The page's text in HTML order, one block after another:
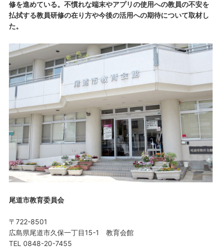
修を進めている。不慣れな端末やアプリの使用への教員の不安を
払拭する教員研修の在り方や今後の活用への期待について取材し
た。
尾道市教育委員会
〒722-8501
広島県尾道市久保一丁目15-1 教育会館
TEL 0848-20-7455